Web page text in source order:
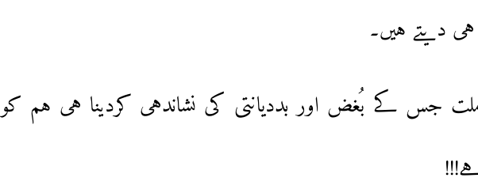
دیتے ہیں۔
جس کے بُغض اور بددیانتی کی نشاندہی کردینا ہی ہم کو